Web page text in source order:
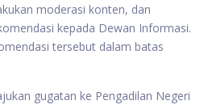
moderasi konten, dan
kepada Dewan Informasi.
tersebut dalam batas
gugatan ke Pengadilan Negeri